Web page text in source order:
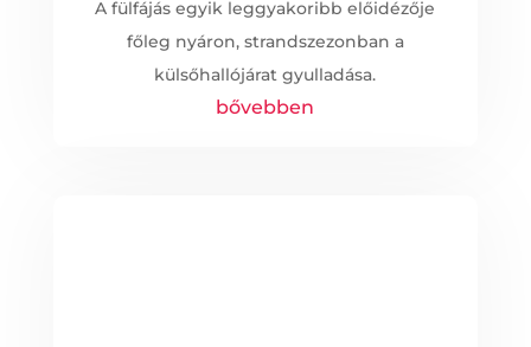
A fülfájás egyik leggyakoribb előidézője
főleg nyáron, strandszezonban a
külsőhallójárat gyulladása.
bővebben